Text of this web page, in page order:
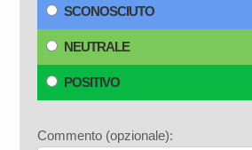
SCONOSCIUTO
NEUTRALE
POSITIVO
Commento (opzionale):